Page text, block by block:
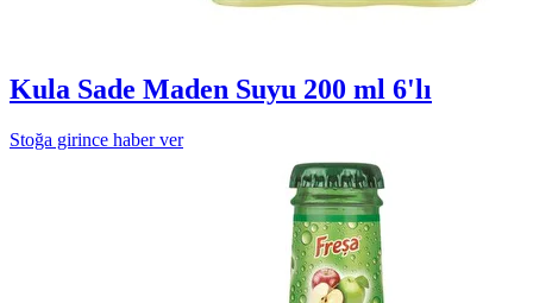
Kula Sade Maden Suyu 200 ml 6'lı
Stoğa girince haber ver